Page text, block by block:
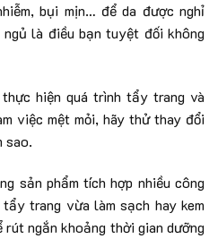
bụi mịn… để da được nghỉ
là điều bạn tuyệt đối không
hiện quá trình tẩy trang và
việc mệt mỏi, hãy thử thay đổi
sao.
sản phẩm tích hợp nhiều công
trang vừa làm sạch hay kem
ngắn khoảng thời gian dưỡng